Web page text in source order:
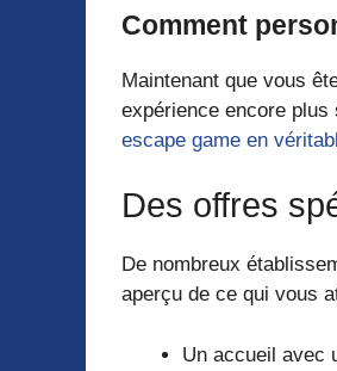
Comment
Maintenant que vous
expérience encore
escape game en
Des offres
De nombreux
aperçu de ce qui vous
Un accueil avec